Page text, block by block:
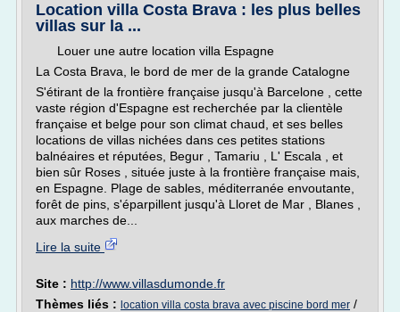
Location villa Costa Brava : les plus belles
villas sur la ...
Louer une autre location villa Espagne
La Costa Brava, le bord de mer de la grande Catalogne
S'étirant de la frontière française jusqu'à Barcelone , cette
vaste région d'Espagne est recherchée par la clientèle
française et belge pour son climat chaud, et ses belles
locations de villas nichées dans ces petites stations
balnéaires et réputées, Begur , Tamariu , L' Escala , et
bien sûr Roses , située juste à la frontière française mais,
en Espagne. Plage de sables, méditerranée envoutante,
forêt de pins, s'éparpillent jusqu'à Lloret de Mar , Blanes ,
aux marches de...
Lire la suite
Site : http://www.villasdumonde.fr
Thèmes liés : location villa costa brava avec piscine bord mer /